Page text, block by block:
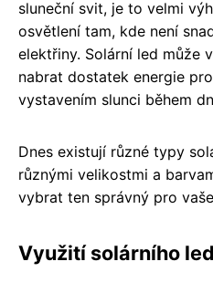
sluneční svit, je to velmi
osvětlení tam, kde není
elektřiny. Solární led může
nabrat dostatek energie
vystavením slunci během
Dnes existují různé typy
různými velikostmi a
vybrat ten správný pro
Využití solárního